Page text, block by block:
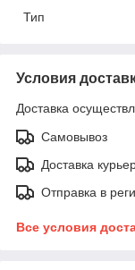
Тип
Условия
Доставка
Самовывоз
Доставка
Отправка в
Все условия